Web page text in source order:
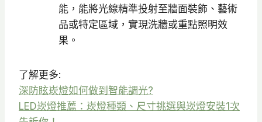
能，能將光線精準投射至牆面裝飾、藝術
品或特定區域，實現洗牆或重點照明效
果。
了解更多:
深防眩崁燈如何做到智能調光?
LED崁燈推薦：崁燈種類、尺寸挑選與崁燈安裝1次